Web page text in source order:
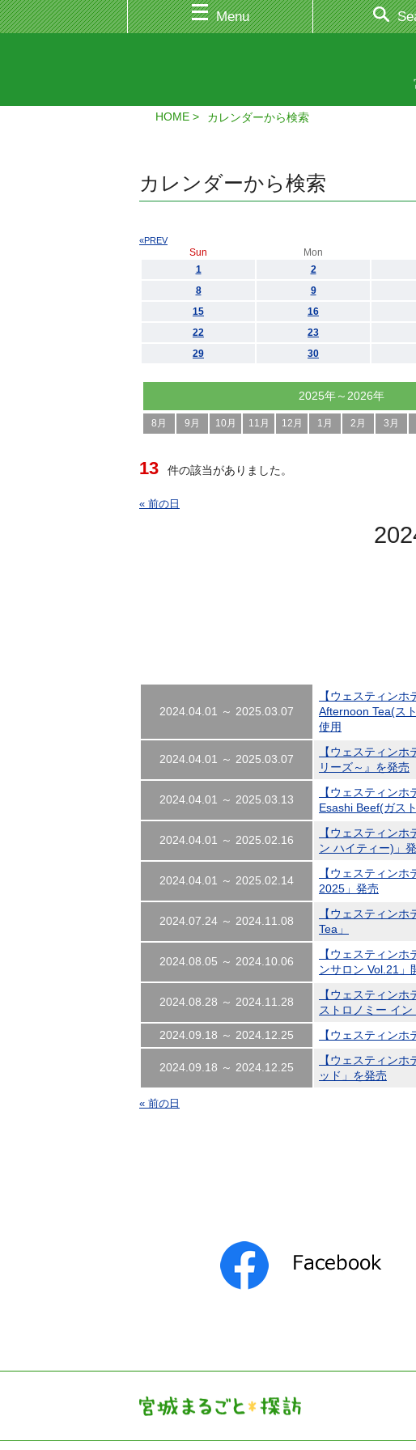
Menu
HOME カレンダーから検索
カレンダーから検索
«PREV
Sun Mon
1
2
8
9
15
16
22
23
29
30
2025年～2026年
8月 9月 10月 11月 12月 1月 2月 3月
13 件の該当がありました。
« 前の日
2024.04.01 ～ 2025.03.07
【ウェスティン
Afternoon Tea(ス
使用
2024.04.01 ～ 2025.03.07
【ウェスティン
リーズ～』を発売
2024.04.01 ～ 2025.03.13
【ウェスティン
Esashi Beef(ガス
2024.04.01 ～ 2025.02.16
【ウェスティン
ン ハイティー)」
2024.04.01 ～ 2025.02.14
【ウェスティン
2025」発売
2024.07.24 ～ 2024.11.08
【ウェスティン
Tea」
2024.08.05 ～ 2024.10.06
【ウェスティン
ンサロン Vol.21
2024.08.28 ～ 2024.11.28
【ウェスティン
ストロノミー イ
2024.09.18 ～ 2024.12.25
【ウェスティン
2024.09.18 ～ 2024.12.25
【ウェスティン
ッド」を発売
« 前の日